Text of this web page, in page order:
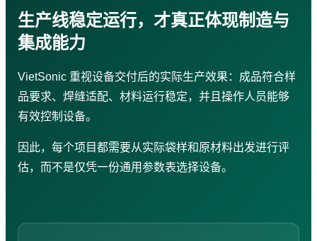
生产线稳定运行，才真正体现制造与
集成能力
VietSonic 重视设备交付后的实际生产效果：成品符合样
品要求、焊缝适配、材料运行稳定，并且操作人员能够
有效控制设备。
因此，每个项目都需要从实际袋样和原材料出发进行评
估，而不是仅凭一份通用参数表选择设备。